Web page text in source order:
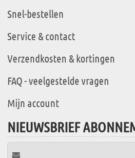
Snel-bestellen
Service & contact
Verzendkosten & kortingen
FAQ - veelgestelde vragen
Mijn account
NIEUWSBRIEF